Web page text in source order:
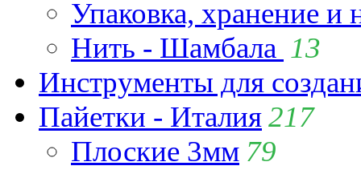
Упаковка, хранение и
Нить - Шамбала 13
Инструменты для
Пайетки - Италия217
Плоские 3мм 79